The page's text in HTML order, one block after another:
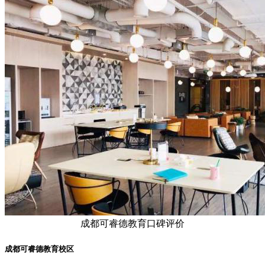
成都可睿德教育口碑评价
成都可睿德教育校区